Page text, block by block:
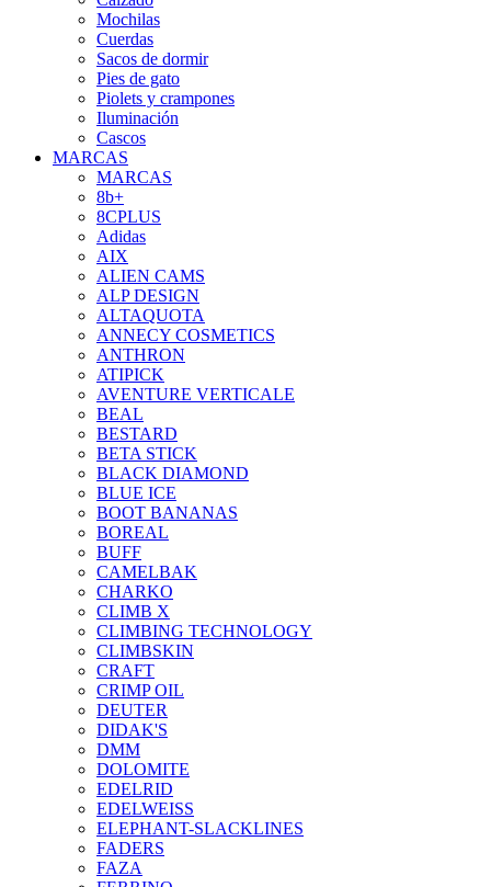
Mochilas
Cuerdas
Sacos de dormir
Pies de gato
Piolets y crampones
Iluminación
Cascos
MARCAS
MARCAS
8b+
8CPLUS
Adidas
AIX
ALIEN CAMS
ALP DESIGN
ALTAQUOTA
ANNECY COSMETICS
ANTHRON
ATIPICK
AVENTURE VERTICALE
BEAL
BESTARD
BETA STICK
BLACK DIAMOND
BLUE ICE
BOOT BANANAS
BOREAL
BUFF
CAMELBAK
CHARKO
CLIMB X
CLIMBING TECHNOLOGY
CLIMBSKIN
CRAFT
CRIMP OIL
DEUTER
DIDAK'S
DMM
DOLOMITE
EDELRID
EDELWEISS
ELEPHANT-SLACKLINES
FADERS
FAZA